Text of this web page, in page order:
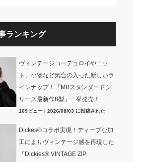
ランキング
ヴィンテージコーデュロイやニッ
ト、小物など気合の入った新しいラ
インナップ！「MBスタンダードシ
リーズ最新作8型」一挙発売！
169ビュー| 2026/08/03 に投稿された
Dickes®コラボ実現！ディープな加
工によりヴィンテージ感を再現した
「Dickies® VINTAGE ZIP